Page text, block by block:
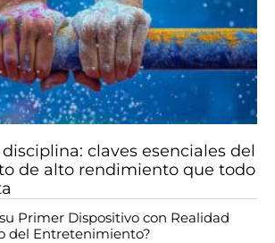
claves esenciales del
de alto rendimiento que todo
Primer Dispositivo con Realidad
del Entretenimiento?